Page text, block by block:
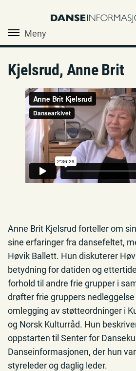
Meny
Kjelsrud, Anne Brit
Anne Brit Kjelsrud forteller om
sine erfaringer fra dansefeltet,
Høvik Ballett. Hun diskuterer
betydning for datiden og
forhold til andre frie grupper i
drøfter frie gruppers
omlegging av støtteordninger i
og Norsk Kulturråd. Hun
oppstarten til Senter for
Danseinformasjonen, der hun
styreleder og daglig leder.